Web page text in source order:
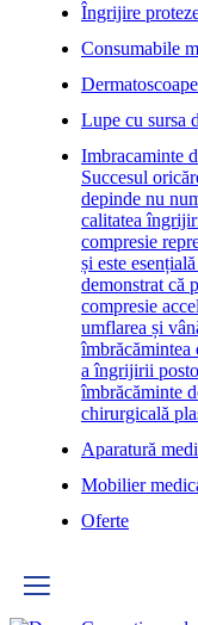
Îngrijire
Consumabile
Lupe cu sursa
Imbracaminte
Succesul
depinde nu
calitatea
compresie
și este
demonstrat că
compresie
umflarea și
îmbrăcămintea
a îngrijirii
îmbrăcăminte
chirurgicală
Aparatură
Mobilier
Oferte